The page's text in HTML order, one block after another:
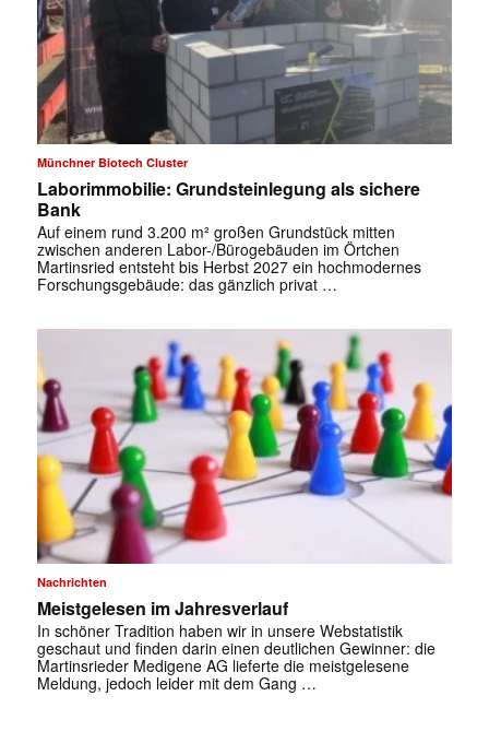
✕
Münchner Biotech Cluster
Laborimmobilie: Grundsteinlegung als sichere
Bank
Auf einem rund 3.200 m² großen Grundstück mitten
zwischen anderen Labor-/Bürogebäuden im Örtchen
Martinsried entsteht bis Herbst 2027 ein hochmodernes
Forschungsgebäude: das gänzlich privat …
Nachrichten
Meistgelesen im Jahresverlauf
In schöner Tradition haben wir in unsere Webstatistik
geschaut und finden darin einen deutlichen Gewinner: die
Martinsrieder Medigene AG lieferte die meistgelesene
Meldung, jedoch leider mit dem Gang …